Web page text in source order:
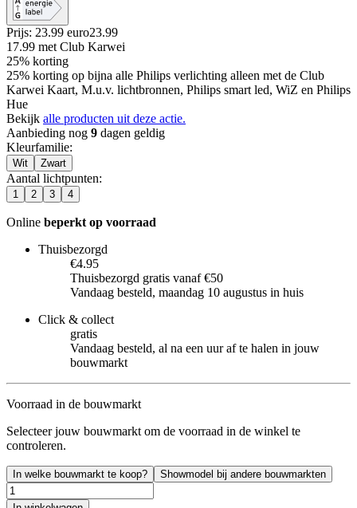
Prijs: 23.99 euro23.99
17.99 met Club Karwei
25% korting
25% korting op bijna alle Philips verlichting alleen met de Club
Karwei Kaart, M.u.v. lichtbronnen, Philips smart led, WiZ en Philips
Hue
Bekijk alle producten uit deze actie.
Aanbieding nog 9 dagen geldig
Kleurfamilie:
Wit Zwart
Aantal lichtpunten:
1 2 3 4
Online beperkt op voorraad
Thuisbezorgd
€4.95
Thuisbezorgd gratis vanaf €50
Vandaag besteld, maandag 10 augustus in huis
Click & collect
gratis
Vandaag besteld, al na een uur af te halen in jouw
bouwmarkt
Voorraad in de bouwmarkt
Selecteer jouw bouwmarkt om de voorraad in de winkel te
controleren.
In welke bouwmarkt te koop? Showmodel bij andere bouwmarkten